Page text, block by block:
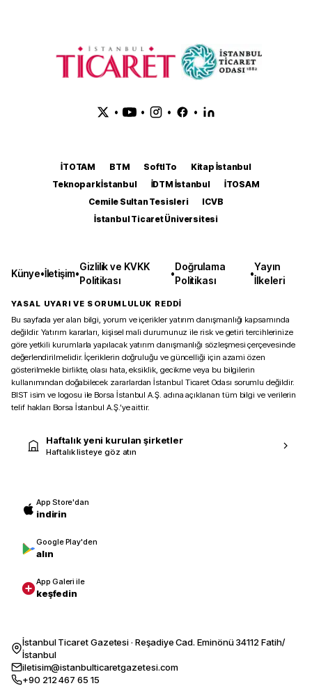
• • • •
İTOTAM BTM SoftITo
Kitap İstanbul
Teknopark İstanbul
İDTM İstanbul
İTOSAM
Cemile Sultan Tesisleri
ICVB
İstanbul Ticaret Üniversitesi
Künye•İletişim•
Gizlilik ve KVKK
Politikası
•
Doğrulama
Politikası
•
Yayın
İlkeleri
YASAL UYARI VE SORUMLULUK REDDİ
Bu sayfada yer alan bilgi, yorum ve içerikler yatırım danışmanlığı kapsamında
değildir. Yatırım kararları, kişisel mali durumunuz ile risk ve getiri tercihlerinize
göre yetkili kurumlarla yapılacak yatırım danışmanlığı sözleşmesi çerçevesinde
değerlendirilmelidir. İçeriklerin doğruluğu ve güncelliği için azami özen
gösterilmekle birlikte, olası hata, eksiklik, gecikme veya bu bilgilerin
kullanımından doğabilecek zararlardan İstanbul Ticaret Odası sorumlu değildir.
BIST isim ve logosu ile Borsa İstanbul A.Ş. adına açıklanan tüm bilgi ve verilerin
telif hakları Borsa İstanbul A.Ş.’ye aittir.
Haftalık yeni kurulan şirketler
Haftalık listeye göz atın
App Store'dan
indirin
Google Play'den
alın
App Galeri ile
keşfedin
İstanbul Ticaret Gazetesi · Reşadiye Cad. Eminönü 34112 Fatih/
İstanbul
iletisim@istanbulticaretgazetesi.com
+90 212 467 65 15